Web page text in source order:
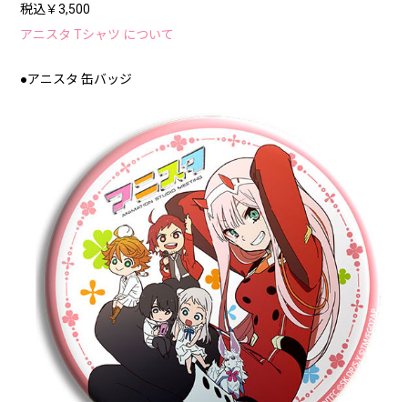
税込￥3,500
アニスタ Tシャツ について
●アニスタ 缶バッジ